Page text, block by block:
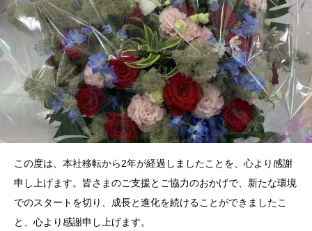
この度は、本社移転から2年が経過しましたことを、心より感謝
申し上げます。皆さまのご支援とご協力のおかげで、新たな環境
でのスタートを切り、成長と進化を続けることができましたこ
と、心より感謝申し上げます。